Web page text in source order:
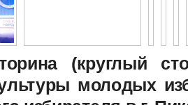
(круглый
молодых